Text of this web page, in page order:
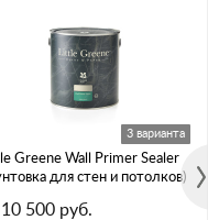
3 варианта
Greene Wall Primer Sealer
для стен и потолков)
500 руб.